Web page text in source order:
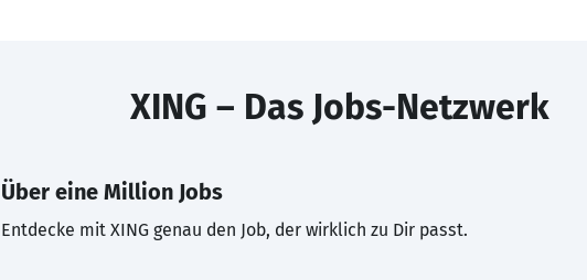
XING – Das Jobs-Netzwerk
Über eine Million Jobs
Entdecke mit XING genau den Job, der wirklich zu Dir passt.